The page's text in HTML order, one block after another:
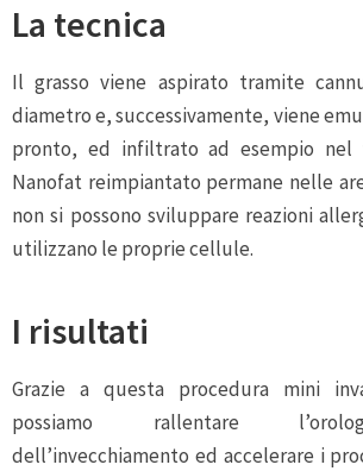
La tecnica
Il grasso viene aspirato tramite
diametro e, successivamente, viene
pronto, ed infiltrato ad esempio nel
Nanofat reimpiantato permane nelle
non si possono sviluppare reazioni
utilizzano le proprie cellule.
I risultati
Grazie a questa procedura mini
possiamo rallentare
dell’invecchiamento ed accelerare i